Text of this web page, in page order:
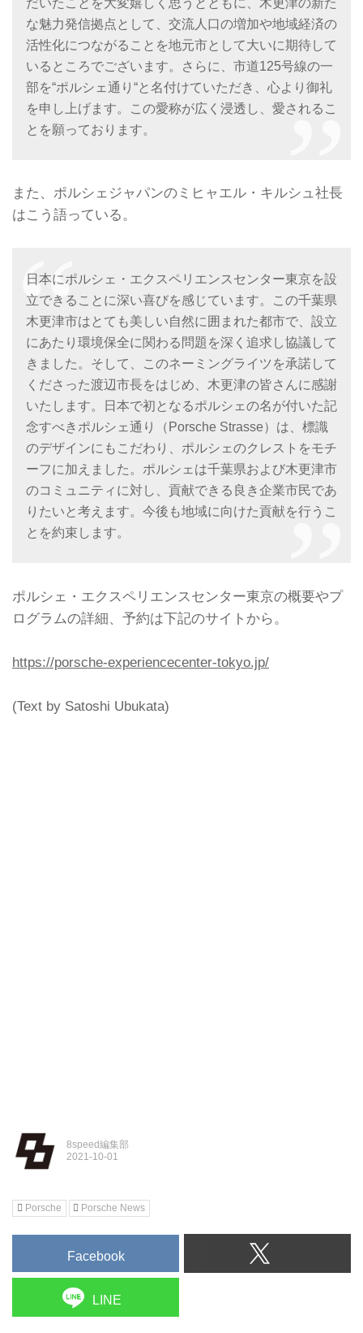
な魅力発信拠点として、交流人口の増加や地域経済の
活性化につながることを地元市として大いに期待して
いるところでございます。さらに、市道125号線の一
部を“ポルシェ通り“と名付けていただき、心より御礼
を申し上げます。この愛称が広く浸透し、愛されるこ
とを願っております。
また、ポルシェジャパンのミヒャエル・キルシュ社長
はこう語っている。
日本にポルシェ・エクスペリエンスセンター東京を設
立できることに深い喜びを感じています。この千葉県
木更津市はとても美しい自然に囲まれた都市で、設立
にあたり環境保全に関わる問題を深く追求し協議して
きました。そして、このネーミングライツを承諾して
くださった渡辺市長をはじめ、木更津の皆さんに感謝
いたします。日本で初となるポルシェの名が付いた記
念すべきポルシェ通り（Porsche Strasse）は、標識
のデザインにもこだわり、ポルシェのクレストをモチ
ーフに加えました。ポルシェは千葉県および木更津市
のコミュニティに対し、貢献できる良き企業市民であ
りたいと考えます。今後も地域に向けた貢献を行うこ
とを約束します。
ポルシェ・エクスペリエンスセンター東京の概要やプ
ログラムの詳細、予約は下記のサイトから。
https://porsche-experiencecenter-tokyo.jp/
(Text by Satoshi Ubukata)
8speed編集部
Porsche Porsche News
Facebook
LINE